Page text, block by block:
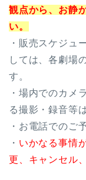
観点から、お静
い。
・販売スケジュ
しては、各劇場
す。
・場内でのカメ
る撮影・録音等
・お電話でのご
・ いかなる事情
更、キャンセル